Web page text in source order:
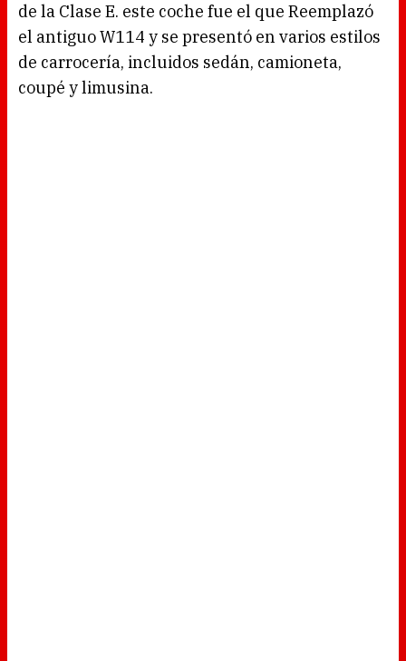
%
de la Clase E. este coche fue el que Reemplazó
el antiguo W114 y se presentó en varios estilos
de carrocería, incluidos sedán, camioneta,
coupé y limusina.